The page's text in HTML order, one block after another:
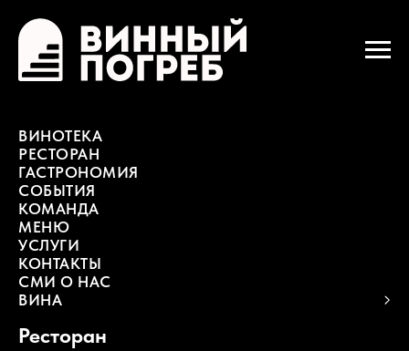
ВИНОТЕКА
РЕСТОРАН
ГАСТРОНОМИЯ
СОБЫТИЯ
КОМАНДА
МЕНЮ
УСЛУГИ
КОНТАКТЫ
СМИ О НАС
ВИНА
Ресторан